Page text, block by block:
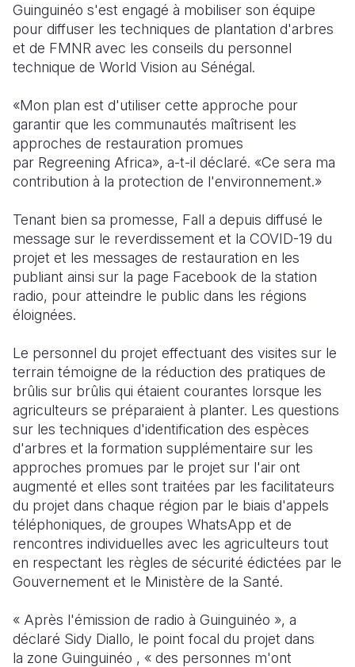
Guinguinéo s'est engagé à mobiliser son équipe
pour diffuser les techniques de plantation d'arbres
et de FMNR avec les conseils du personnel
technique de World Vision au Sénégal.
«Mon plan est d'utiliser cette approche pour
garantir que les communautés maîtrisent les
approches de restauration promues
par Regreening Africa», a-t-il déclaré. «Ce sera ma
contribution à la protection de l'environnement.»
Tenant bien sa promesse, Fall a depuis diffusé le
message sur le reverdissement et la COVID-19 du
projet et les messages de restauration en les
publiant ainsi sur la page Facebook de la station
radio, pour atteindre le public dans les régions
éloignées.
Le personnel du projet effectuant des visites sur le
terrain témoigne de la réduction des pratiques de
brûlis sur brûlis qui étaient courantes lorsque les
agriculteurs se préparaient à planter. Les questions
sur les techniques d'identification des espèces
d'arbres et la formation supplémentaire sur les
approches promues par le projet sur l'air ont
augmenté et elles sont traitées par les facilitateurs
du projet dans chaque région par le biais d'appels
téléphoniques, de groupes WhatsApp et de
rencontres individuelles avec les agriculteurs tout
en respectant les règles de sécurité édictées par le
Gouvernement et le Ministère de la Santé.
« Après l'émission de radio à Guinguinéo », a
déclaré Sidy Diallo, le point focal du projet dans
la zone Guinguinéo , « des personnes m'ont